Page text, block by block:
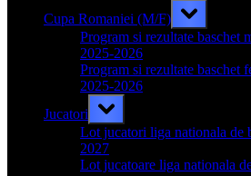
Cupa Romaniei (M/F)
Toggle
sub-
menu
Program si rezultate baschet
2025-2026
Program si rezultate baschet
2025-2026
Jucatori
Toggle
sub-
menu
Lot jucatori liga nationala de
2027
Lot jucatoare liga nationala